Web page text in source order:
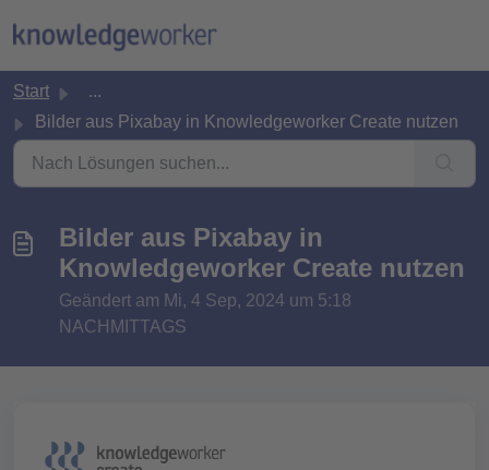
Start
...
Bilder aus Pixabay in Knowledgeworker Create nutzen
Bilder aus Pixabay in
Knowledgeworker Create nutzen
Geändert am Mi, 4 Sep, 2024 um 5:18
NACHMITTAGS